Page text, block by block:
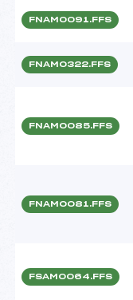
FNAM0091.FFS
FNAM0322.FFS
FNAM0085.FFS
FNAM0081.FFS
FSAM0064.FFS